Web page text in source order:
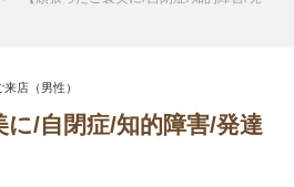
店（男性）
に/自閉症/知的障害/発達